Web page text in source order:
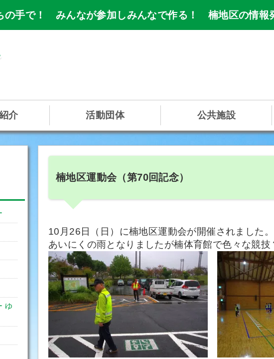
の手で！ みんなが参加しみんなで作る！ 楠地区の情報
介 活動団体 公共施設
楠地区運動会（第70回記念）
10月26日（日）に楠地区運動会が開催されました。
あいにくの雨となりましたが楠体育館で色々な競
ゆ